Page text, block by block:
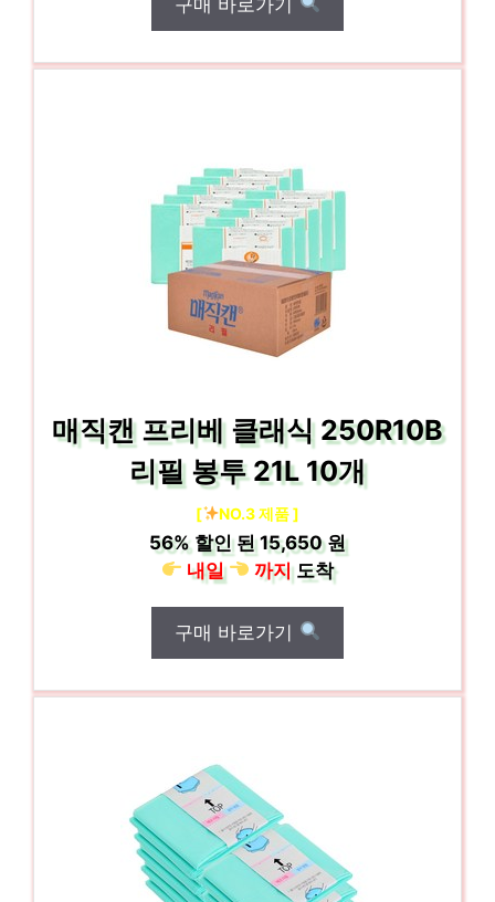
매직캔 프리베 클래식 250R10B
리필 봉투 21L 10개
[ NO.3 제품 ]
56% 할인 된15,650 원
내일
까지도착
구매 바로가기